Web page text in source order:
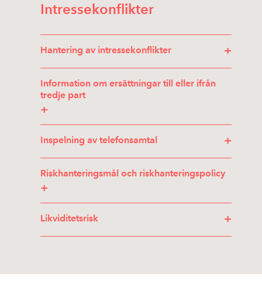
Intressekonflikter
Hantering av intressekonflikter +
Information om ersättningar till eller ifrån
tredje part
+
Inspelning av telefonsamtal +
Riskhanteringsmål och riskhanteringspolicy
+
Likviditetsrisk +